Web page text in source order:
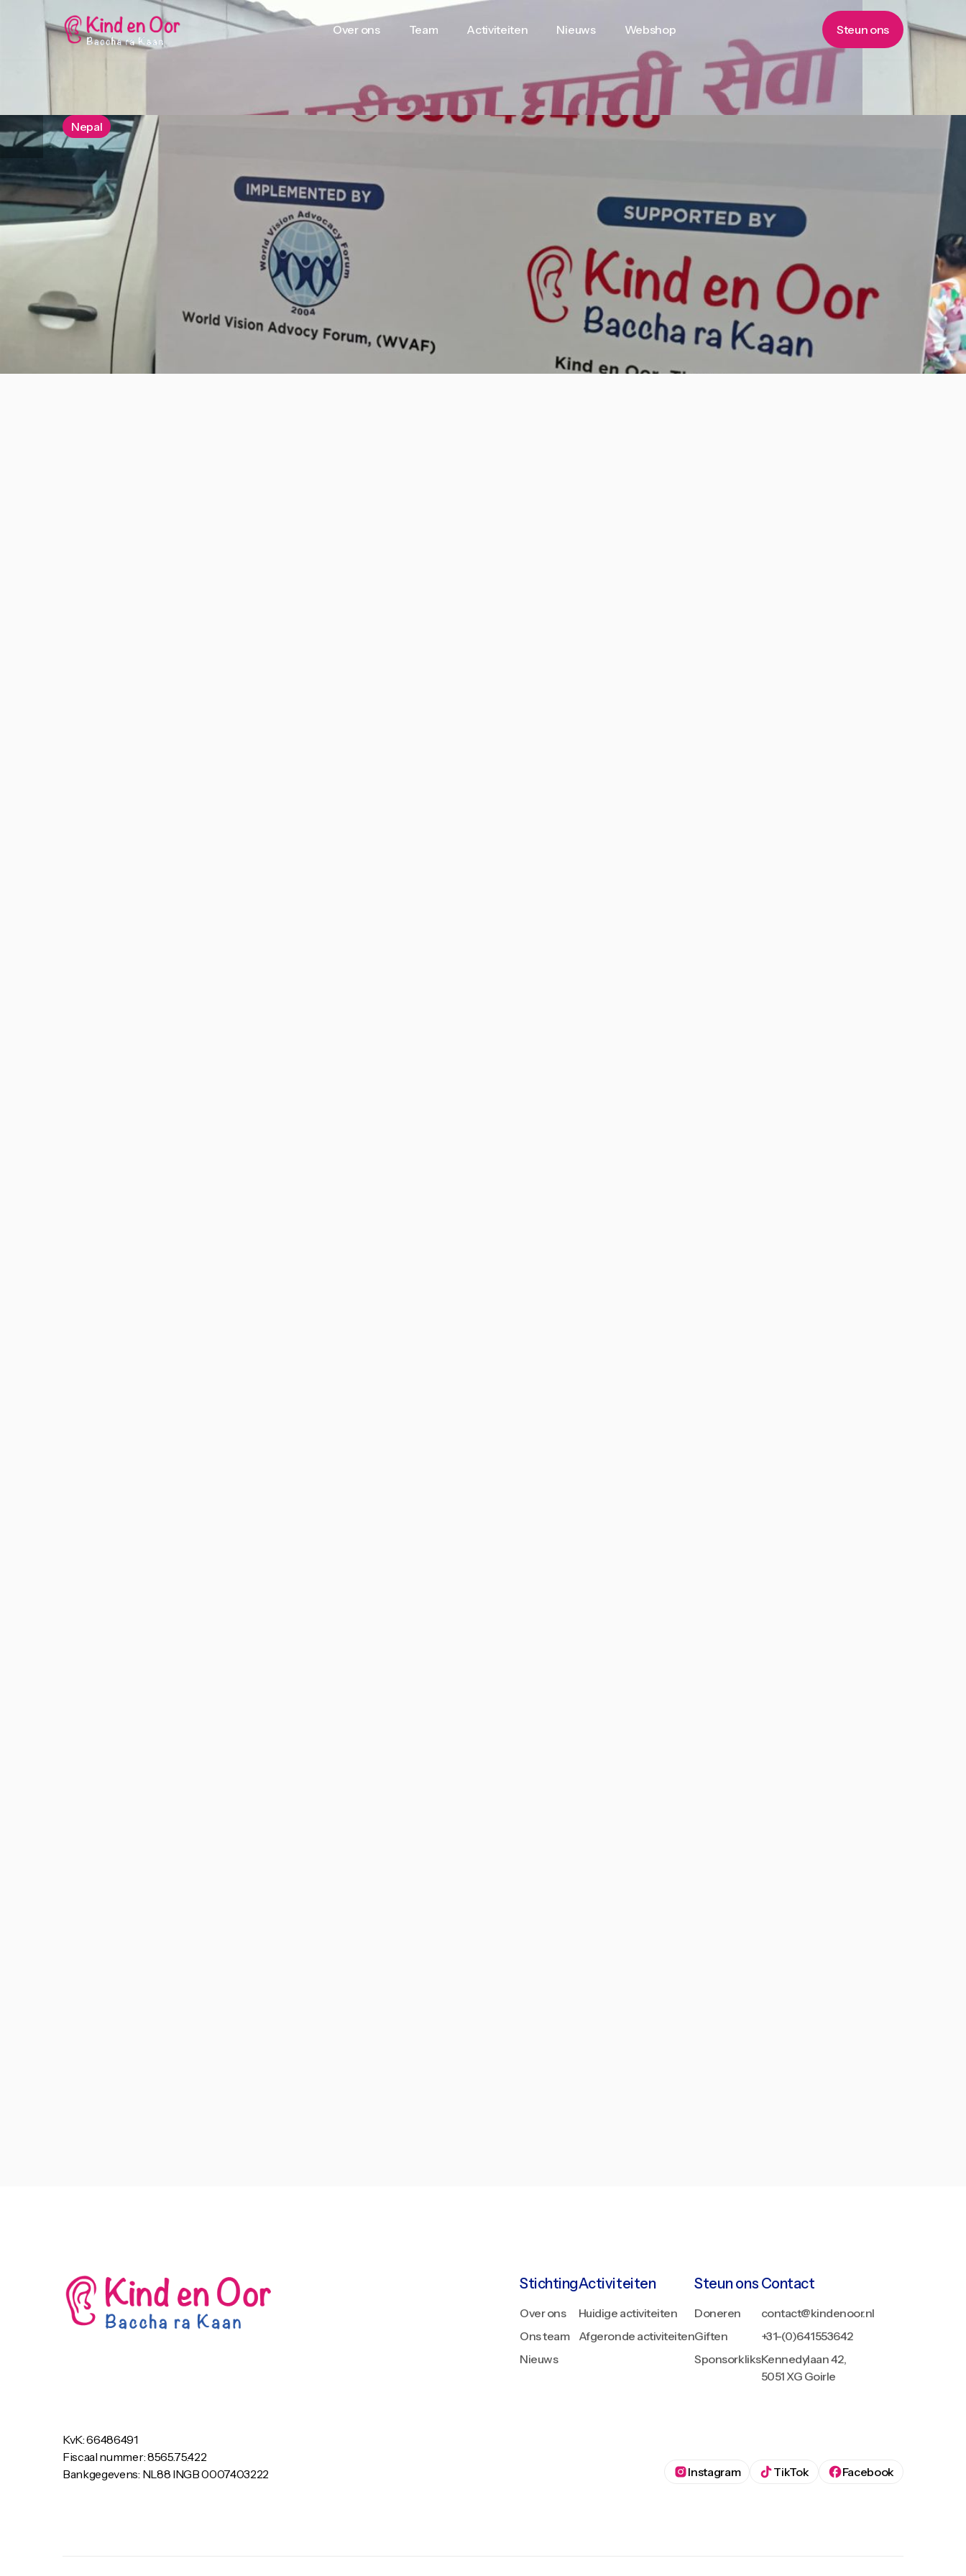
Over ons
Team
Activiteiten
Nieuws
Webshop
Webshop
Steun ons
Steun ons
Nepal
Stichting
Over ons
Ons team
Nieuws
Activiteiten
Huidige activiteiten
Afgeronde activiteiten
Steun ons
Doneren
Giften
Sponsorkliks
Contact
contact@kindenoor.nl
+31-(0)641553642
Kennedylaan 42,
5051 XG Goirle
KvK: 66486491
Fiscaal nummer: 8565.75.422
Bankgegevens: NL88 INGB 0007403222
Instagram TikTok Facebook